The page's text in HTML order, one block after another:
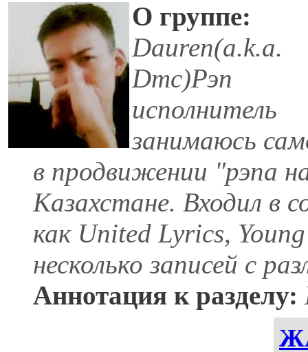
О группе:
Dauren(a.k.a.
Dmc)Рэп
исполнитель
занимаюсь
в продвижении "рэпа
Казахстане. Входил в
как United Lyrics,
несколько записей с
Аннотация к разделу: